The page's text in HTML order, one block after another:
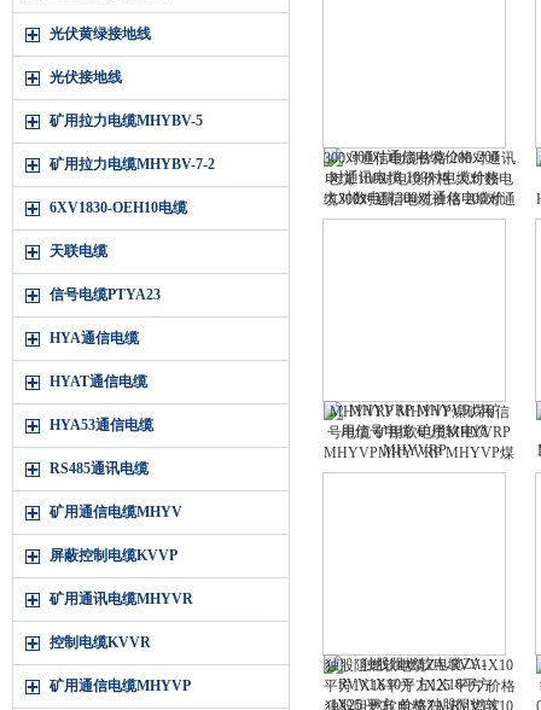
光伏黄绿接地线
光伏接地线
矿用拉力电缆MHYBV-5
矿用拉力电缆MHYBV-7-2
6XV1830-OEH10电缆
天联电缆
信号电缆PTYA23
HYA通信电缆
HYAT通信电缆
HYA53通信电缆
RS485通讯电缆
矿用通信电缆MHYV
屏蔽控制电缆KVVP
矿用通讯电缆MHYVR
控制电缆KVVR
矿用通信电缆MHYVP
300对通信电缆价格 200对通讯
电缆 100对电缆价格 大对数电
缆300对通信电缆价格 200对通
讯电缆 100对电缆价格 大对数
MHYVRP MHYVP煤矿用信
号电缆 矿用软电缆MHYVRP
MHYVPMHYVRP MHYVP煤
矿用信号电缆 矿用软电缆
独股阻燃软电缆ZA-RVV1X10
平方1X16平方 1X25 平方 价格
独股阻燃软电缆ZA-RVV1X10